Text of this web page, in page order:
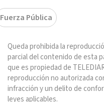
Fuerza Pública
Queda prohibida la
parcial del contenido de esta
que es propiedad de
reproducción no autorizada
infracción y un delito de
leyes aplicables.